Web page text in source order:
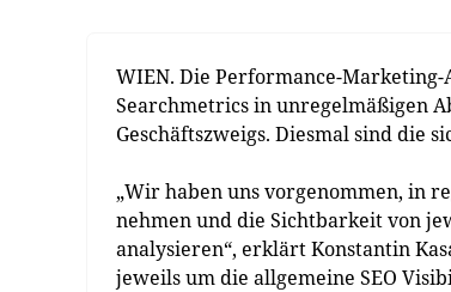
WIEN. Die Performance-
Searchmetrics in unregelmäßigen
Geschäftszweigs. Diesmal sind die
„Wir haben uns vorgenommen, in
nehmen und die Sichtbarkeit von
analysieren“, erklärt Konstantin
jeweils um die allgemeine SEO